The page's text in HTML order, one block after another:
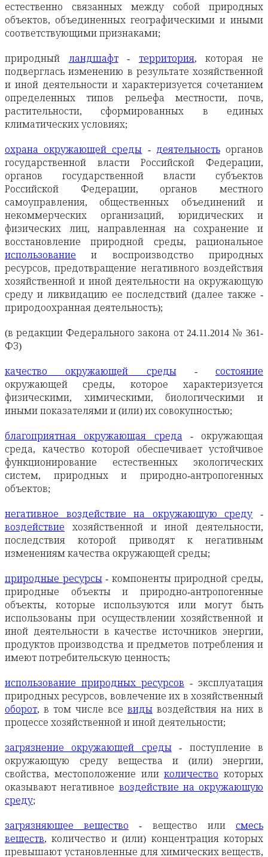
естественно связанных между собой природных
объектов, объединенных географическими и иными
соответствующими признаками;
природный ландшафт- территория, которая не
подверглась изменению в результате хозяйственной
и иной деятельности и характеризуется сочетанием
определенных типов рельефа местности, почв,
растительности, сформированных в единых
климатических условиях;
охрана окружающей среды - деятельностьорганов
государственной власти Российской Федерации,
органов государственной власти субъектов
Российской Федерации, органов местного
самоуправления, общественных объединений и
некоммерческих организаций, юридических и
физических лиц, направленная на сохранение и
восстановление природной среды, рациональное
использование и воспроизводство природных
ресурсов, предотвращение негативного воздействия
хозяйственной и иной деятельности на окружающую
среду и ликвидацию ее последствий (далее также -
природоохранная деятельность);
(в редакции Федерального закона от 24.11.2014 № 361-
ФЗ)
качество окружающей среды- состояние
окружающей среды, которое характеризуется
физическими, химическими, биологическими и
иными показателями и (или) их совокупностью;
благоприятная окружающая среда - окружающая
среда, качество которой обеспечивает устойчивое
функционирование естественных экологических
систем, природных и природно-антропогенных
объектов;
негативное воздействие на окружающую среду -
воздействие хозяйственной и иной деятельности,
последствия которой приводят к негативным
изменениям качества окружающей среды;
природные ресурсы- компоненты природной среды,
природные объекты и природно-антропогенные
объекты, которые используются или могут быть
использованы при осуществлении хозяйственной и
иной деятельности в качестве источников энергии,
продуктов производства и предметов потребления и
имеют потребительскую ценность;
использование природных ресурсов - эксплуатация
природных ресурсов, вовлечение их в хозяйственный
оборот, в том числе все виды воздействия на них в
процессе хозяйственной и иной деятельности;
загрязнение окружающей среды- поступление в
окружающую среду вещества и (или) энергии,
свойства, местоположение иликоличество которых
оказывают негативное воздействие на окружающую
среду;
загрязняющее вещество - вещество илисмесь
веществ, количество и (или) концентрация которых
превышают установленные для химических веществ,